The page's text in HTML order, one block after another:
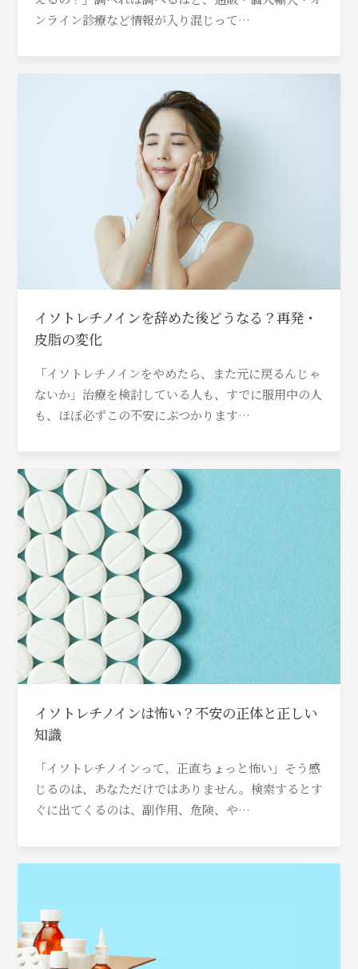
ンライン診療など情報が入り混じって…
イソトレチノインを辞めた後どうなる？再発・
皮脂の変化
「イソトレチノインをやめたら、また元に戻るんじゃ
ないか」治療を検討している人も、すでに服用中の人
も、ほぼ必ずこの不安にぶつかります…
イソトレチノインは怖い？不安の正体と正しい
知識
「イソトレチノインって、正直ちょっと怖い」そう感
じるのは、あなただけではありません。検索するとす
ぐに出てくるのは、副作用、危険、や…